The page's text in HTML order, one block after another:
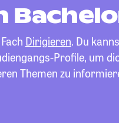
Dirigieren. Du
Profile, um
Themen zu